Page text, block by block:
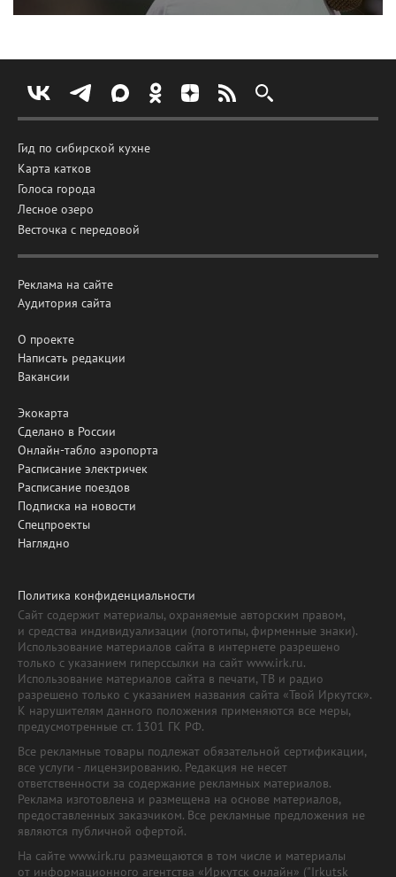
Гид по сибирской кухне
Карта катков
Голоса города
Лесное озеро
Весточка с передовой
Реклама на сайте
Аудитория сайта
О проекте
Написать редакции
Вакансии
Экокарта
Сделано в России
Онлайн-табло аэропорта
Расписание электричек
Расписание поездов
Подписка на новости
Спецпроекты
Наглядно
Политика конфиденциальности
Сайт содержит материалы, охраняемые авторским правом,
и средства индивидуализации (логотипы, фирменные знаки).
Использование материалов сайта в интернете разрешено
только с указанием гиперссылки на сайт www.irk.ru.
Использование материалов сайта в печати, ТВ и радио
разрешено только с указанием названия сайта «Твой Иркутск».
К нарушителям данного положения применяются все меры,
предусмотренные ст. 1301 ГК РФ.
Все рекламные товары подлежат обязательной сертификации,
все услуги - лицензированию. Редакция не несет
ответственности за содержание рекламных материалов.
Реклама изготовлена и размещена на основе материалов,
предоставленных заказчиком. Все рекламные предложения не
являются публичной офертой.
На сайте www.irk.ru размещаются в том числе и материалы
от информационного агентства «Иркутск онлайн» ("Irkutsk